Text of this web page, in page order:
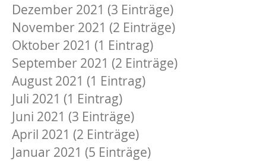
Dezember 2021 (3 Einträge)
November 2021 (2 Einträge)
Oktober 2021 (1 Eintrag)
September 2021 (2 Einträge)
August 2021 (1 Eintrag)
Juli 2021 (1 Eintrag)
Juni 2021 (3 Einträge)
April 2021 (2 Einträge)
Januar 2021 (5 Einträge)